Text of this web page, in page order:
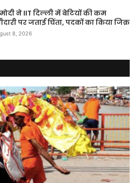
ने IIT दिल्ली में बेटियों की कम
पर जताई चिंता, पदकों का किया जिक्र
8, 2026